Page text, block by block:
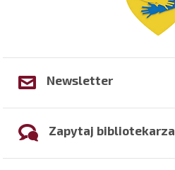
Newsletter
Zapytaj bibliotekarza